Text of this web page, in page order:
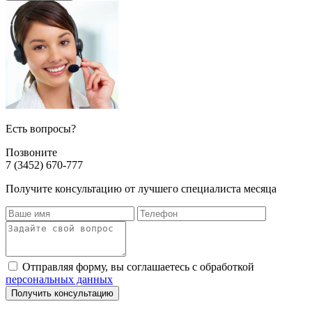
Есть вопросы?
Позвоните
7 (3452) 670-777
Получите консультацию от лучшего специалиста месяца
Отправляя форму, вы соглашаетесь с обработкой
персональных данных
Получить консультацию